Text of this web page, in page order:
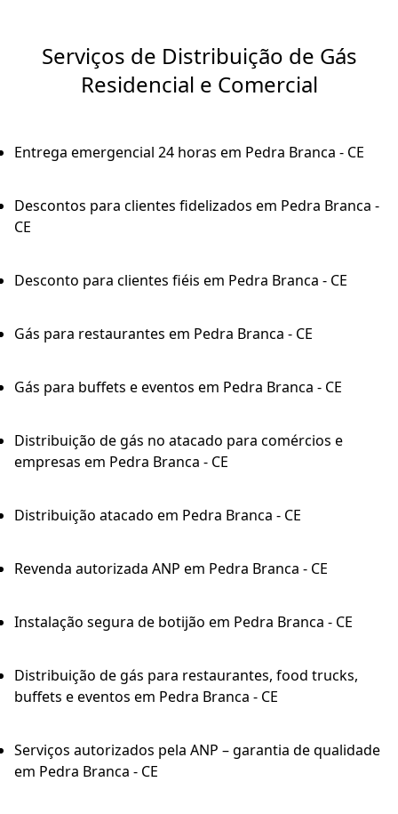
Serviços de Distribuição de Gás
Residencial e Comercial
Entrega emergencial 24 horas em Pedra Branca - CE
Descontos para clientes fidelizados em Pedra Branca -
CE
Desconto para clientes fiéis em Pedra Branca - CE
Gás para restaurantes em Pedra Branca - CE
Gás para buffets e eventos em Pedra Branca - CE
Distribuição de gás no atacado para comércios e
empresas em Pedra Branca - CE
Distribuição atacado em Pedra Branca - CE
Revenda autorizada ANP em Pedra Branca - CE
Instalação segura de botijão em Pedra Branca - CE
Distribuição de gás para restaurantes, food trucks,
buffets e eventos em Pedra Branca - CE
Serviços autorizados pela ANP – garantia de qualidade
em Pedra Branca - CE